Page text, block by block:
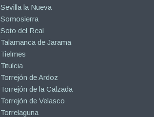
Sevilla la Nueva
Somosierra
Soto del Real
Talamanca de Jarama
Tielmes
Titulcia
Torrejón de Ardoz
Torrejón de la Calzada
Torrejón de Velasco
Torrelaguna